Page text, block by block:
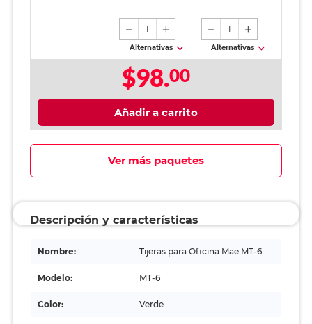
1
Alternativas
1
Alternativas
$98.00
Añadir a carrito
Ver más paquetes
Descripción y características
Nombre: Tijeras para Oficina Mae MT-6
Modelo: MT-6
Color: Verde